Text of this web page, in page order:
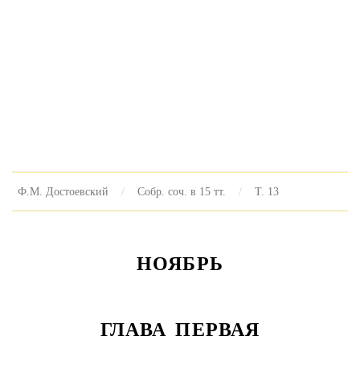
Ф.М. Достоевский Собр. соч. в 15 тт. Т. 13
НОЯБРЬ
ГЛАВА ПЕРВАЯ